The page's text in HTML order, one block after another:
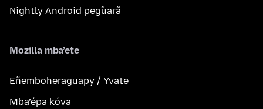
Nightly Android peg̃uarã
Mozilla mba’ete
Eñemboheraguapy / Yvate
Mba’épa kóva